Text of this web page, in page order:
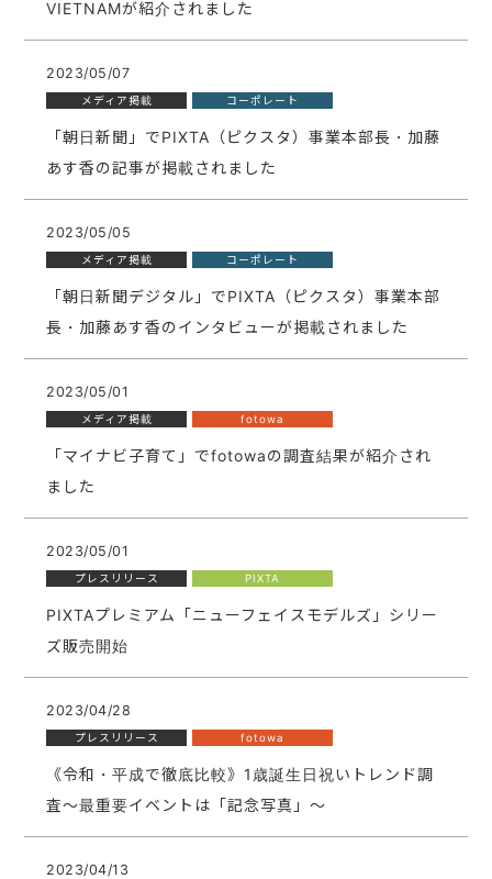
VIETNAMが紹介されました
2023/05/07
メディア掲載 コーポレート
「朝日新聞」でPIXTA（ピクスタ）事業本部長・加藤
あす香の記事が掲載されました
2023/05/05
メディア掲載 コーポレート
「朝日新聞デジタル」でPIXTA（ピクスタ）事業本部
長・加藤あす香のインタビューが掲載されました
2023/05/01
メディア掲載 fotowa
「マイナビ子育て」でfotowaの調査結果が紹介され
ました
2023/05/01
プレスリリース PIXTA
PIXTAプレミアム「ニューフェイスモデルズ」シリー
ズ販売開始
2023/04/28
プレスリリース fotowa
《令和・平成で徹底比較》1歳誕生日祝いトレンド調
査〜最重要イベントは「記念写真」〜
2023/04/13